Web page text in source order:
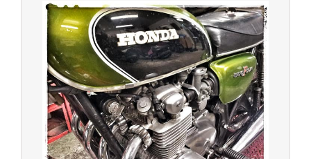
© 2023 -Chambourcy Motos 78 - 7bis chemin de la
Forêt - 78240 - Chambourcy -
Garage Motos et Scooters depuis 20 ans à votre
service entre Saint Germain en Laye et Poissy
Achat de motos et scooters - Dépôt vente - Réparation
- Concessionnaire Voge - Concessionnaire